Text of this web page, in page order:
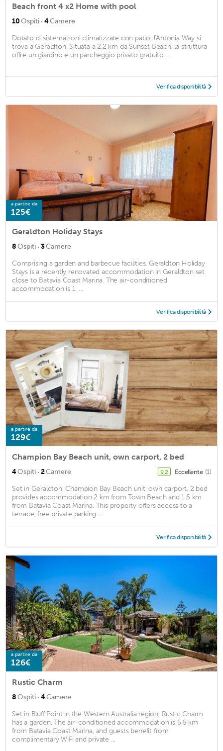
Beach front 4 x2 Home with pool
10Ospiti · 4Camere
Dotato di sistemazioni climatizzate con patio, l'Antonia Way si
trova a Geraldton. Situata a 2,2 km da Sunset Beach, la struttura
offre un giardino e un parcheggio privato gratuito. ...
Verifica disponibilità
a partire da
125€
Geraldton Holiday Stays
8Ospiti · 3Camere
Comprising a garden and barbecue facilities, Geraldton Holiday
Stays is a recently renovated accommodation in Geraldton set
close to Batavia Coast Marina. The air-conditioned
accommodation is 1. ...
Verifica disponibilità
a partire da
129€
Champion Bay Beach unit, own carport, 2 bed
4Ospiti · 2Camere 9,2 Eccellente (1)
Set in Geraldton, Champion Bay Beach unit, own carport, 2 bed
provides accommodation 2 km from Town Beach and 1.5 km
from Batavia Coast Marina. This property offers access to a
terrace, free private parking ...
Verifica disponibilità
a partire da
126€
Rustic Charm
8Ospiti · 4Camere
Set in Bluff Point in the Western Australia region, Rustic Charm
has a garden. The air-conditioned accommodation is 5.6 km
from Batavia Coast Marina, and guests benefit from
complimentary WiFi and private ...